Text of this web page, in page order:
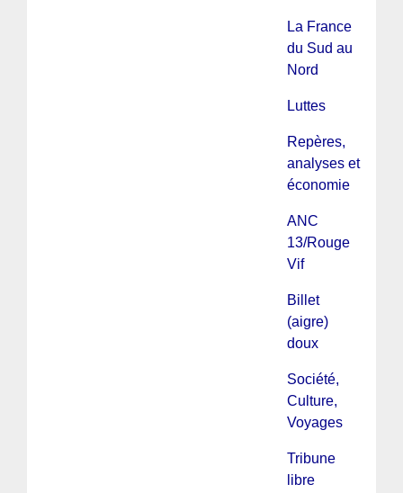
La France
du Sud au
Nord
Luttes
Repères,
analyses et
économie
ANC
13/Rouge
Vif
Billet
(aigre)
doux
Société,
Culture,
Voyages
Tribune
libre